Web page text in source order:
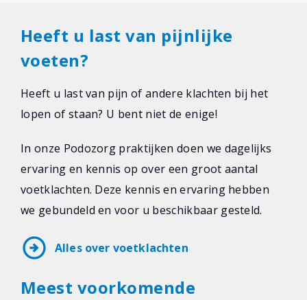
Heeft u last van pijnlijke
voeten?
Heeft u last van pijn of andere klachten bij het
lopen of staan? U bent niet de enige!
In onze Podozorg praktijken doen we dagelijks
ervaring en kennis op over een groot aantal
voetklachten. Deze kennis en ervaring hebben
we gebundeld en voor u beschikbaar gesteld.
arrow_circle_right Alles over voetklachten
Meest voorkomende